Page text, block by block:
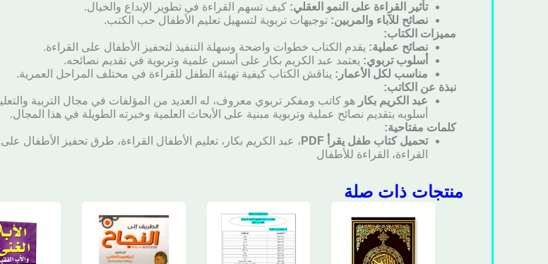
تأثير القراءة على النمو العقلي: كيف تسهم القراءة في تطوير الإبداع والخيال.
نصائح للآباء والمربين: توجيهات تربوية لتسهيل تعليم الأطفال حب الكتب.
مميزات الكتاب:
نصائح عملية: يقدم الكتاب خطوات واضحة وسهلة التنفيذ لتحفيز الأطفال على القراءة.
أسلوب تربوي: يعتمد عبد الكريم بكار على أسس علمية وتربوية في تقديم نصائحه.
مناسب لكل الأعمار: يناقش الكتاب كيفية تهيئة الطفل للقراءة في مختلف المراحل العمرية.
نبذة عن الكاتب:
عبد الكريم بكار هو كاتب ومفكر تربوي معروف، له العديد من المؤلفات في مجال التربية
أسلوبه بتقديم نصائح عملية وتربوية مبنية على الأبحاث العلمية وخبرته الطويلة في هذا المجال.
كلمات مفتاحية:
تحميل كتاب طفل يقرأ PDF
، عبد الكريم بكار، تعليم الأطفال القراءة، طرق تحفيز الأطفال على
القراءة، القراءة للأطفال
منتجات ذات صلة